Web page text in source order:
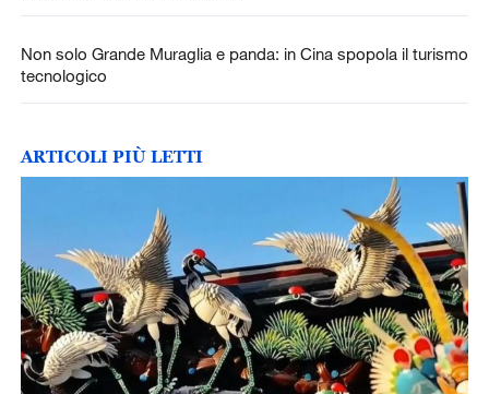
Non solo Grande Muraglia e panda: in Cina spopola il turismo
tecnologico
ARTICOLI PIÙ LETTI